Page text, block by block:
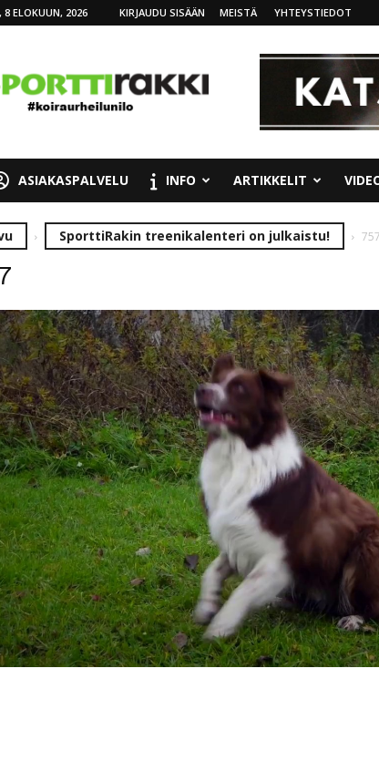
8 ELOKUUN, 2026 KIRJAUDU SISÄÄN MEISTÄ YHTEYSTIEDOT
ASIAKASPALVELU INFO ARTIKKELIT
SporttiRakin treenikalenteri on julkaistu!